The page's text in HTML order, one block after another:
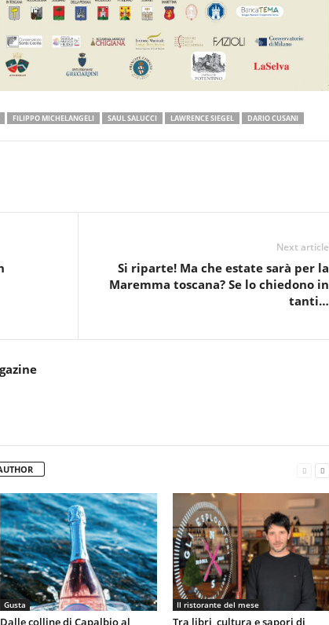
FILIPPO MICHELANGELI SAUL SALUCCI LAWRENCE SIEGEL DARIO CUSANI
Next article
Si riparte! Ma che estate sarà per la
Maremma toscana? Se lo chiedono in
tanti…
Gusta
Dalle colline di Capalbio al
Il ristorante del mese
Tra libri, cultura e sapori di